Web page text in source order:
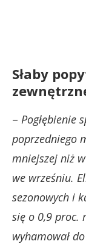
Słaby
– Pogłębienie
poprzedniego
mniejszej niż
we wrześniu.
sezonowych i
się o 0,9 proc.
wyhamował